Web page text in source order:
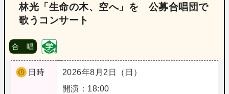
林光「生命の木、空へ」を 公募合唱団で
歌うコンサート
合 唱
日時
2026年8月2日（日）
開演：18:00